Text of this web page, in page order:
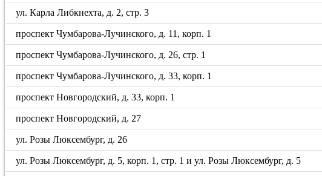
ул. Карла Либкнехта, д. 2, стр. 3
проспект Чумбарова-Лучинского, д. 11, корп. 1
проспект Чумбарова-Лучинского, д. 26, стр. 1
проспект Чумбарова-Лучинского, д. 33, корп. 1
проспект Новгородский, д. 33, корп. 1
проспект Новгородский, д. 27
ул. Розы Люксембург, д. 26
ул. Розы Люксембург, д. 5, корп. 1, стр. 1 и ул. Розы Люксембург, д. 5